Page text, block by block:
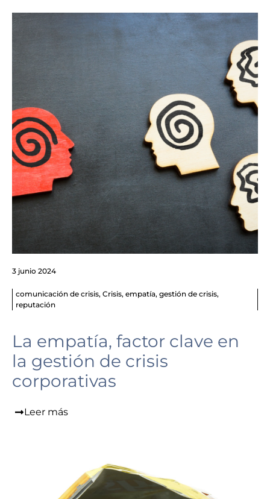
3 junio 2024
comunicación de crisis, Crisis, empatía, gestión de crisis,
reputación
La empatía, factor clave en
la gestión de crisis
corporativas
Leer más